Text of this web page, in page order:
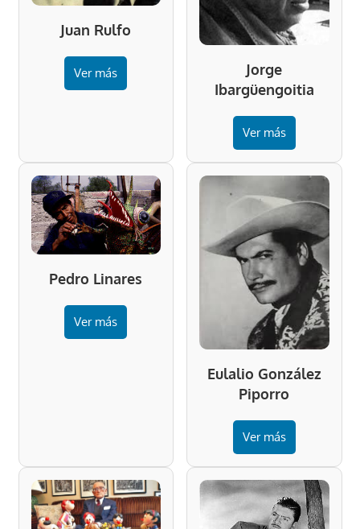
Juan Rulfo
Ver más
Jorge
Ibargüengoitia
Ver más
Pedro Linares
Ver más
Eulalio González
Piporro
Ver más